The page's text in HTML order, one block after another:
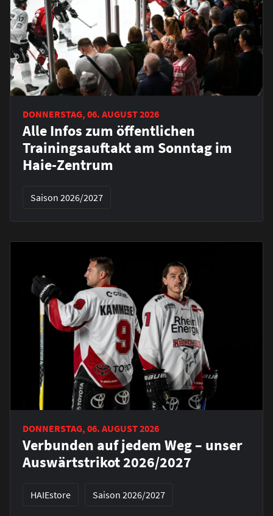
DONNERSTAG, 06. AUGUST 2026
Alle Infos zum öffentlichen
Trainingsauftakt am Sonntag im
Haie-Zentrum
Saison 2026/2027
DONNERSTAG, 06. AUGUST 2026
Verbunden auf jedem Weg – unser
Auswärtstrikot 2026/2027
HAIEstore Saison 2026/2027